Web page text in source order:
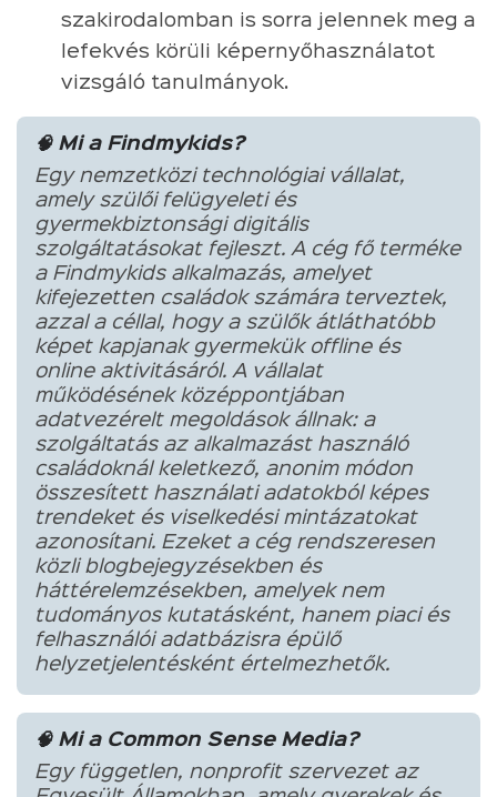
szakirodalomban is sorra jelennek meg a
lefekvés körüli képernyőhasználatot
vizsgáló tanulmányok.
🧠 Mi a Findmykids?
Egy nemzetközi technológiai vállalat,
amely szülői felügyeleti és
gyermekbiztonsági digitális
szolgáltatásokat fejleszt. A cég fő terméke
a Findmykids alkalmazás, amelyet
kifejezetten családok számára terveztek,
azzal a céllal, hogy a szülők átláthatóbb
képet kapjanak gyermekük offline és
online aktivitásáról. A vállalat
működésének középpontjában
adatvezérelt megoldások állnak: a
szolgáltatás az alkalmazást használó
családoknál keletkező, anonim módon
összesített használati adatokból képes
trendeket és viselkedési mintázatokat
azonosítani. Ezeket a cég rendszeresen
közli blogbejegyzésekben és
háttérelemzésekben, amelyek nem
tudományos kutatásként, hanem piaci és
felhasználói adatbázisra épülő
helyzetjelentésként értelmezhetők.
🧠 Mi a Common Sense Media?
Egy független, nonprofit szervezet az